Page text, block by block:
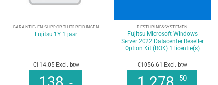
GARANTIE- EN SUPPORTUITBREIDINGEN
Fujitsu 1Y 1 jaar
€114.05 Excl. btw
BESTURINGSSYSTEMEN
Fujitsu Microsoft Windows
Server 2022 Datacenter Reseller
Option Kit (ROK) 1 licentie(s)
€1056.61 Excl. btw
50